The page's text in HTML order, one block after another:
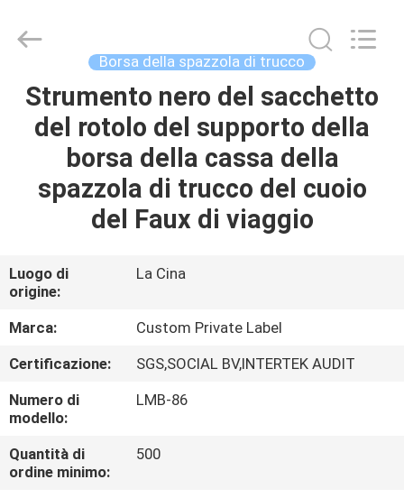
CASA
PRODOTTI
CIRCA
GIRO
DELLA
FABBRICA
CONTROLLO
DI
QUALITÀ
Chanmy
Cosmetics
Rights
Reserved.
Borsa della spazzola di trucco
Strumento nero del sacchetto
del rotolo del supporto della
borsa della cassa della
spazzola di trucco del cuoio
del Faux di viaggio
Luogo di
origine:
La Cina
Marca:
Custom Private Label
Certificazione:
SGS,SOCIAL BV,INTERTEK AUDIT
Numero di
modello:
LMB-86
Quantità di
ordine minimo:
500